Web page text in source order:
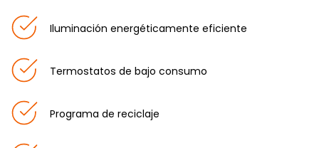
Iluminación energéticamente eficiente
Termostatos de bajo consumo
Programa de reciclaje